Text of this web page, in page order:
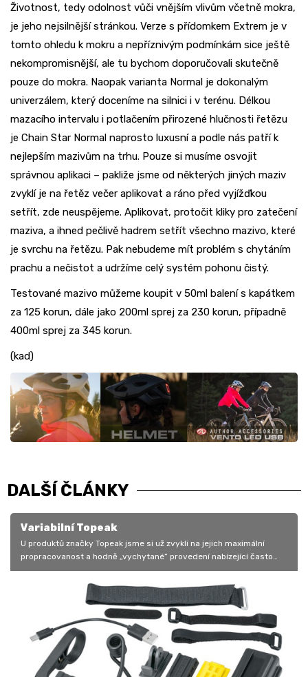
Životnost, tedy odolnost vůči vnějším vlivům včetně mokra,
je jeho nejsilnější stránkou. Verze s přídomkem Extrem je v
tomto ohledu k mokru a nepříznivým podmínkám sice ještě
nekompromisnější, ale tu bychom doporučovali skutečně
pouze do mokra. Naopak varianta Normal je dokonalým
univerzálem, který doceníme na silnici i v terénu. Délkou
mazacího intervalu i potlačením přirozené hlučnosti řetězu
je Chain Star Normal naprosto luxusní a podle nás patří k
nejlepším mazivům na trhu. Pouze si musíme osvojit
správnou aplikaci – pakliže jsme od některých jiných maziv
zvyklí je na řetěz večer aplikovat a ráno před vyjížďkou
setřít, zde neuspějeme. Aplikovat, protočit kliky pro zatečení
maziva, a ihned pečlivě hadrem setřít všechno mazivo, které
je svrchu na řetězu. Pak nebudeme mít problém s chytáním
prachu a nečistot a udržíme celý systém pohonu čistý.
Testované mazivo můžeme koupit v 50ml balení s kapátkem
za 125 korun, dále jako 200ml sprej za 230 korun, případně
400ml sprej za 345 korun.
(kad)
DALŠÍ ČLÁNKY
Variabilní Topeak
U produktů značky Topeak jsme si už zvykli na jejich maximální
propracovanost a hodně „vychytané“ provedení nabízející často
přemíru funkcí…